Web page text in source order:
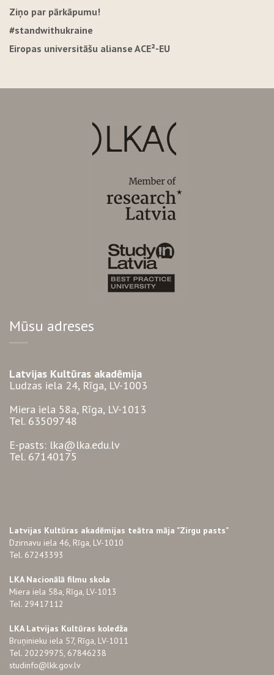
Ziņo par pārkāpumu!
#standwithukraine
Eiropas universitāšu alianse ACE²-EU
Mūsu adreses
Latvijas Kultūras akadēmija
Ludzas iela 24, Rīga, LV-1003
Miera iela 58a, Rīga, LV-1013
Tel. 63509748
E-pasts: lka@lka.edu.lv
Tel. 67140175
Latvijas Kultūras akadēmijas teātra māja "Zirgu pasts"
Dzirnavu iela 46, Rīga, LV-1010
Tel. 67243393
LKA Nacionālā filmu skola
Miera iela 58a, Rīga, LV-1013
Tel. 29417112
LKA Latvijas Kultūras koledža
Bruņinieku iela 57, Rīga, LV-1011
Tel. 20229975, 67846238
studinfo@lkk.gov.lv